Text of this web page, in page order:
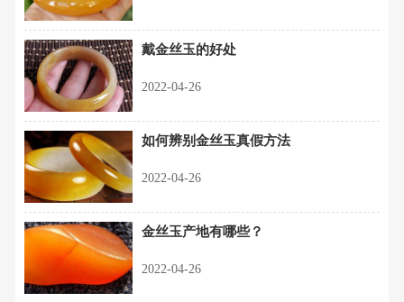
戴金丝玉的好处
2022-04-26
如何辨别金丝玉真假方法
2022-04-26
金丝玉产地有哪些？
2022-04-26